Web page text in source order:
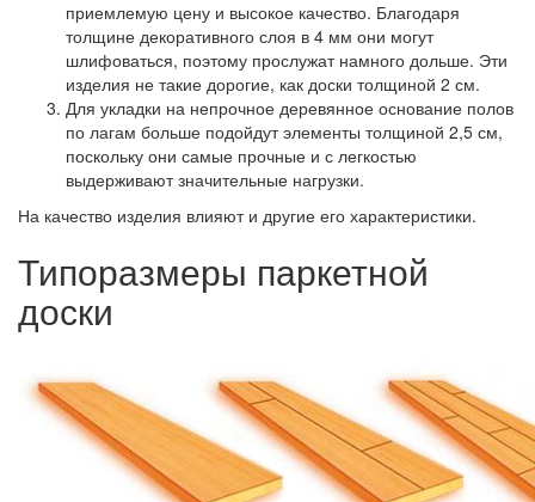
приемлемую цену и высокое качество. Благодаря
толщине декоративного слоя в 4 мм они могут
шлифоваться, поэтому прослужат намного дольше. Эти
изделия не такие дорогие, как доски толщиной 2 см.
Для укладки на непрочное деревянное основание полов
по лагам больше подойдутэлементы толщиной 2,5 см,
поскольку они самые прочные и с легкостью
выдерживают значительные нагрузки.
На качество изделия влияют и другие его характеристики.
Типоразмеры паркетной
доски